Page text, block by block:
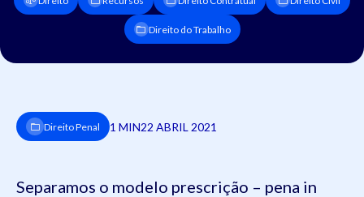
Direito do Trabalho
Direito Penal 1 MIN22 ABRIL 2021
Separamos o modelo prescrição – pena in